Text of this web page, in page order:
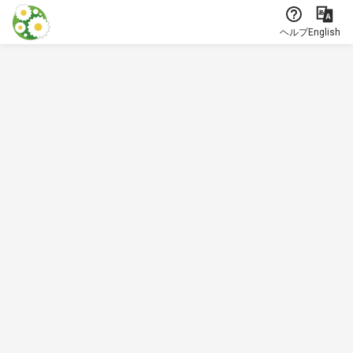
本文に飛ぶ
ヘルプEnglish